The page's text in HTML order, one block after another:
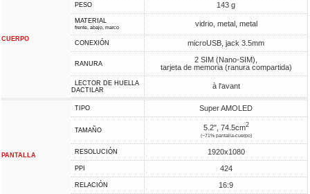
CUERPO
PESO 143 g
MATERIAL
frente, abajo, marco vidrio, metal, metal
CONEXIÓN microUSB, jack 3.5mm
RANURA
2 SIM (Nano-SIM),
tarjeta de memoria (ranura compartida)
LECTOR DE HUELLA
DACTILAR
à l'avant
PANTALLA
TIPO Super AMOLED
TAMAÑO 5.2", 74.5cm2
(~71% pantalla-cuerpo)
RESOLUCIÓN 1920x1080
PPI 424
RELACIÓN 16:9